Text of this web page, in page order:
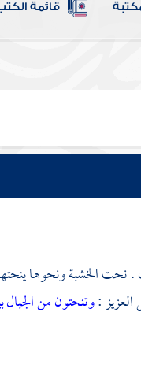
قائمة
الخشبة ونحوها
:وتنحتون من الجبال